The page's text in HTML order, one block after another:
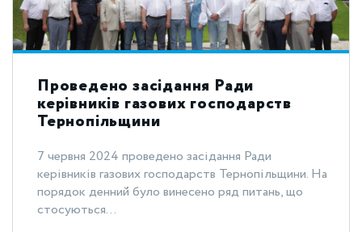
Проведено засідання Ради
керівників газових господарств
Тернопільщини
7 червня 2024 проведено засідання Ради
керівників газових господарств Тернопільщини. На
порядок денний було винесено ряд питань, що
стосуються...